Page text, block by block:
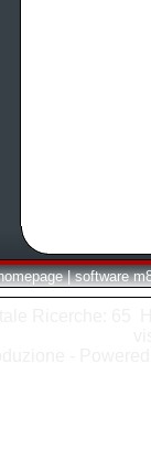
| software